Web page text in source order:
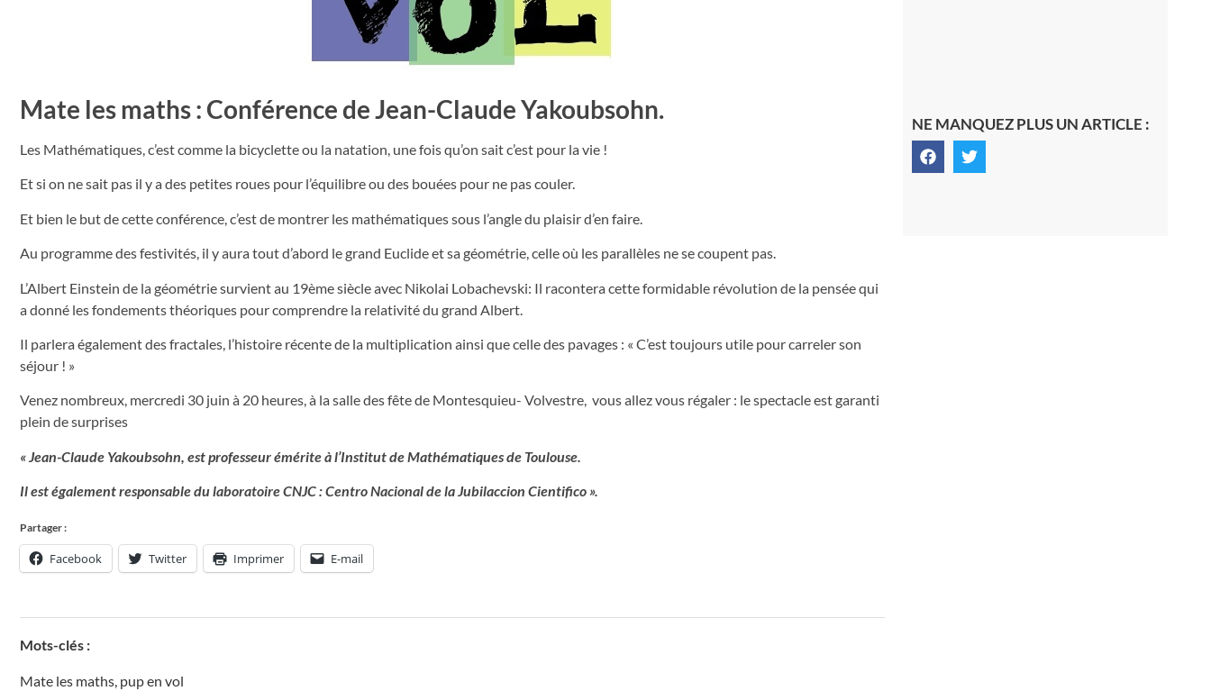
Mate les maths : Conférence de Jean-Claude Yakoubsohn.
Les Mathématiques, c’est comme la bicyclette ou la natation, une fois qu’on sait c’est pour la vie !
Et si on ne sait pas il y a des petites roues pour l’équilibre ou des bouées pour ne pas couler.
Et bien le but de cette conférence, c’est de montrer les mathématiques sous l’angle du plaisir d’en faire.
Au programme des festivités, il y aura tout d’abord le grand Euclide et sa géométrie, celle où les parallèles ne se coupent pas.
L’Albert Einstein de la géométrie survient au 19ème siècle avec Nikolai Lobachevski: Il racontera cette formidable révolution de la pensée qui
a donné les fondements théoriques pour comprendre la relativité du grand Albert.
Il parlera également des fractales, l’histoire récente de la multiplication ainsi que celle des pavages : « C’est toujours utile pour carreler son
séjour ! »
Venez nombreux, mercredi 30 juin à 20 heures, à la salle des fête de Montesquieu- Volvestre, vous allez vous régaler : le spectacle est garanti
plein de surprises
« Jean-Claude Yakoubsohn, est professeur émérite à l’Institut de Mathématiques de Toulouse.
Il est également responsable du laboratoire CNJC : Centro Nacional de la Jubilaccion Cientifico ».
Partager :
Facebook Twitter Imprimer E-mail
Mots-clés :
Mate les maths pup en vol
NE MANQUEZ PLUS UN ARTICLE :